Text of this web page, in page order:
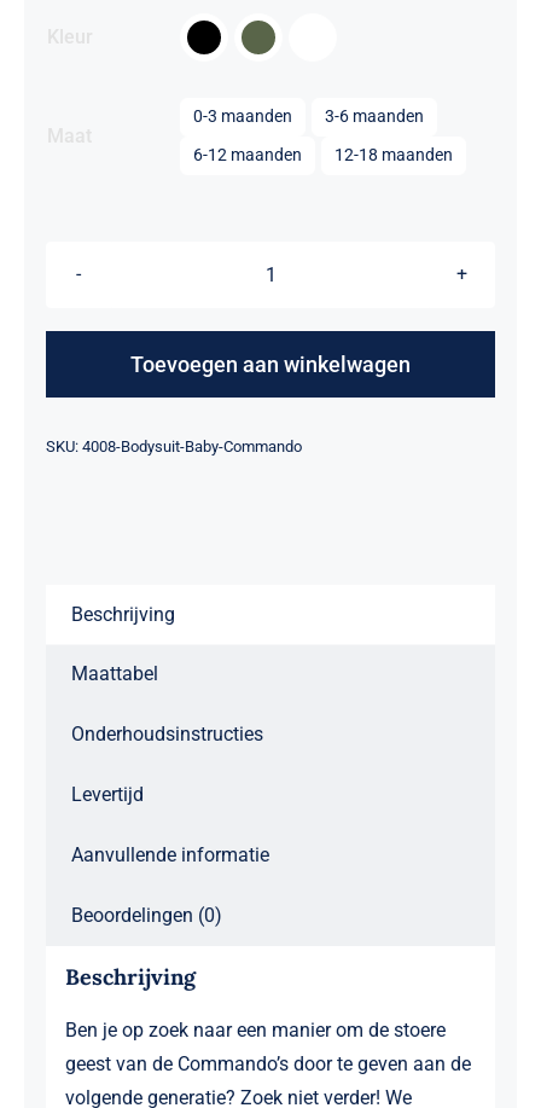
0-3 maanden
3-6 maanden
6-12 maanden
12-18 maanden
Baby
-
Toevoegen aan winkelwagen
Alternative:
SKU: 4008-Bodysuit-Baby-Commando
Beschrijving
Maattabel
Onderhoudsinstructies
Levertijd
Aanvullende informatie
Beoordelingen (0)
Beschrijving
Ben je op zoek naar een manier om de stoere
geest van de Commando’s door te geven aan de
volgende generatie? Zoek niet verder! We